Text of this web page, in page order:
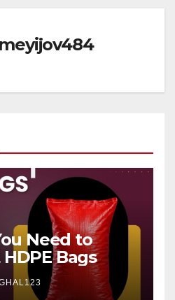
meyijov484
Need to
Bags